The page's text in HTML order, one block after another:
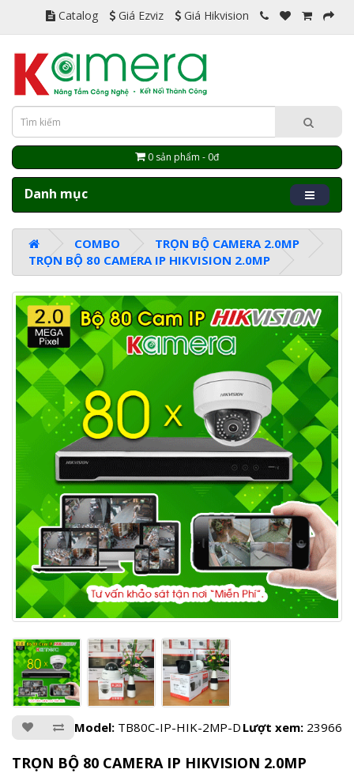
Catalog Giá Ezviz Giá Hikvision
0 sản phẩm - 0đ
Danh mục
COMBO
TRỌN BỘ CAMERA 2.0MP
TRỌN BỘ 80 CAMERA IP HIKVISION 2.0MP
Model: TB80C-IP-HIK-2MP-D Lượt xem: 23966
TRỌN BỘ 80 CAMERA IP HIKVISION 2.0MP